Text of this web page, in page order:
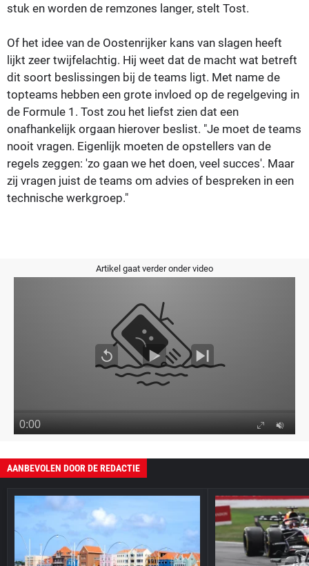
stuk en worden de remzones langer, stelt Tost.
Of het idee van de Oostenrijker kans van slagen heeft
lijkt zeer twijfelachtig. Hij weet dat de macht wat betreft
dit soort beslissingen bij de teams ligt. Met name de
topteams hebben een grote invloed op de regelgeving in
de Formule 1. Tost zou het liefst zien dat een
onafhankelijk orgaan hierover beslist. "Je moet de teams
nooit vragen. Eigenlijk moeten de opstellers van de
regels zeggen: 'zo gaan we het doen, veel succes'. Maar
zij vragen juist de teams om advies of bespreken in een
technische werkgroep."
Artikel gaat verder onder video
AANBEVOLEN DOOR DE REDACTIE